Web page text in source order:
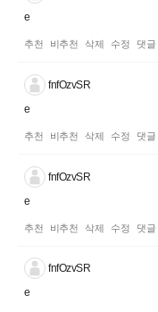
e
추천 비추천 삭제 수정 댓글
fnfOzvSR
e
추천 비추천 삭제 수정 댓글
fnfOzvSR
e
추천 비추천 삭제 수정 댓글
fnfOzvSR
e